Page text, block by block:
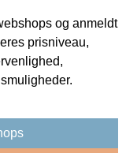
og anmeldt
prisniveau,